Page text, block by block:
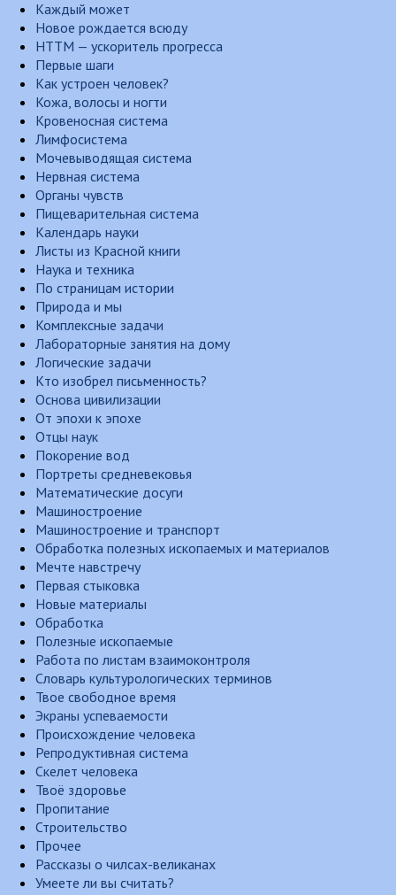
Каждый может
Новое рождается всюду
НТТМ — ускоритель прогресса
Первые шаги
Как устроен человек?
Кожа, волосы и ногти
Кровеносная система
Лимфосистема
Мочевыводящая система
Нервная система
Органы чувств
Пищеварительная система
Календарь науки
Листы из Красной книги
Наука и техника
По страницам истории
Природа и мы
Комплексные задачи
Лабораторные занятия на дому
Логические задачи
Кто изобрел письменность?
Основа цивилизации
От эпохи к эпохе
Отцы наук
Покорение вод
Портреты средневековья
Математические досуги
Машиностроение
Машиностроение и транспорт
Обработка полезных ископаемых и материалов
Мечте навстречу
Первая стыковка
Новые материалы
Обработка
Полезные ископаемые
Работа по листам взаимоконтроля
Словарь культурологических терминов
Твое свободное время
Экраны успеваемости
Происхождение человека
Репродуктивная система
Скелет человека
Твоё здоровье
Пропитание
Строительство
Прочее
Рассказы о чилсах-великанах
Умеете ли вы считать?